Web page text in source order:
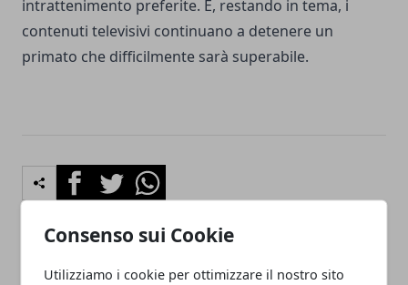
Consenso sui Cookie
Utilizziamo i cookie per ottimizzare il nostro sito
intrattenimento preferite. E, restando in tema, i
contenuti televisivi continuano a detenere un
primato che difficilmente sarà superabile.
FacebookTwitterWhatsapp
Articolo Precedente Articolo Successivo